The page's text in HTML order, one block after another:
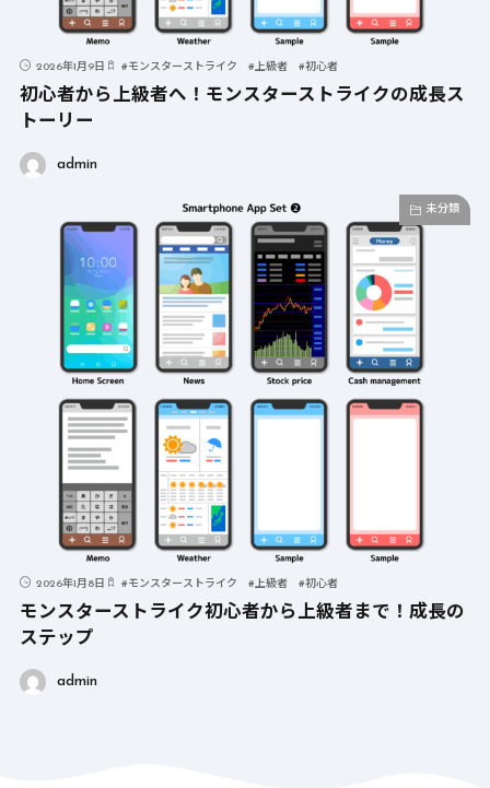
2026年1月9日 #モンスターストライク #上級者 #初心者
初心者から上級者へ！モンスターストライクの成長ス
トーリー
admin
未分類
2026年1月8日 #モンスターストライク #上級者 #初心者
モンスターストライク初心者から上級者まで！成長の
ステップ
admin